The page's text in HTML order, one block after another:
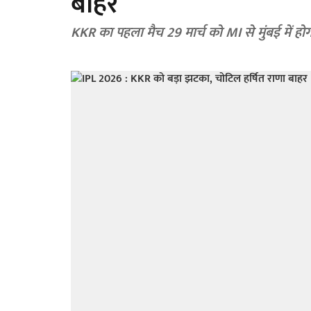
KKR का पहला मैच 29 मार्च को MI से मुंबई में